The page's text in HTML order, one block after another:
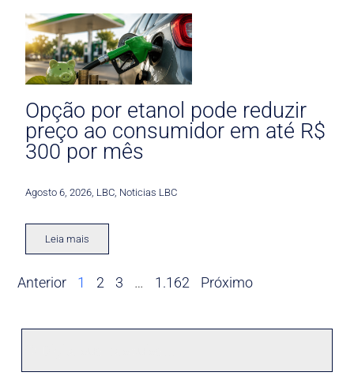
Opção por etanol pode reduzir
preço ao consumidor em até R$
300 por mês
Agosto 6, 2026 LBC Noticias LBC
Leia mais
Anterior 1 2 3 … 1.162 Próximo